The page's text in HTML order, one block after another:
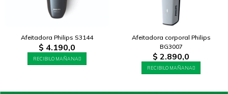
Afeitadora Philips S3144
$ 4.190,0
RECIBILO MAÑANA
Afeitadora corporal Philips
BG3007
$ 2.890,0
RECIBILO MAÑANA